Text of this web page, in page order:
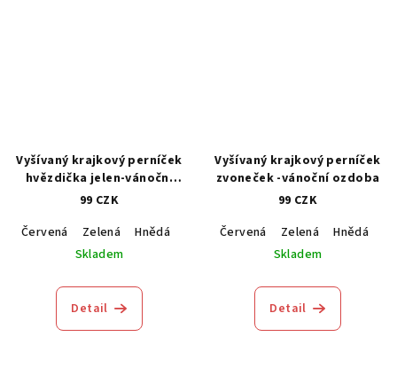
Vyšívaný krajkový perníček
hvězdička jelen-vánoční
ozdoba
99 CZK
Červená
Zelená Hnědá
Modrá
Skladem
Detail
Vyšívaný krajkový perníček
zvoneček -vánoční ozdoba
99 CZK
Červená
Zelená Hnědá
Skladem
Detail